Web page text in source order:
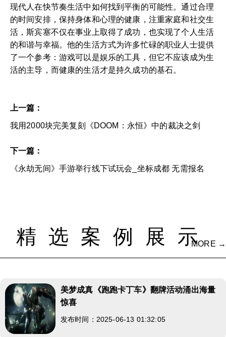
现代人在快节奏生活中如何找到平衡的可能性。通过合理
的时间安排，保持身体和心理的健康，注重家庭和社交生
活，斯宾塞不仅在事业上取得了成功，也实现了个人生活
的和谐与幸福。他的生活方式为许多忙碌的职业人士提供
了一个参考：游戏可以是娱乐的工具，但它不应该成为生
活的主导，而健康的生活才是持久成功的基石。
上一篇：
我用2000块完美复刻《DOOM：永恒》中的裁决之剑
下一篇：
《永劫无间》手游举行线下试玩会_坐标成都 无需报名
精选案例展示MORE →
美梦成真《跑跑卡丁车》翻牌活动涌出海量
惊喜
发布时间：2025-06-13 01:32:05